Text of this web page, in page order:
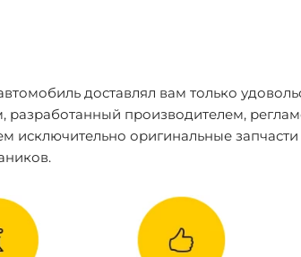
доставлял вам только
производителем,
исключительно оригинальные